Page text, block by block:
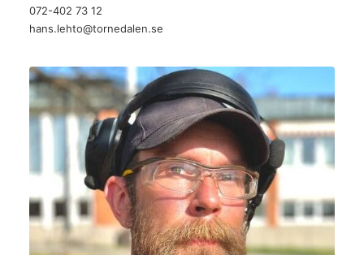
072-402 73 12
hans.lehto@tornedalen.se